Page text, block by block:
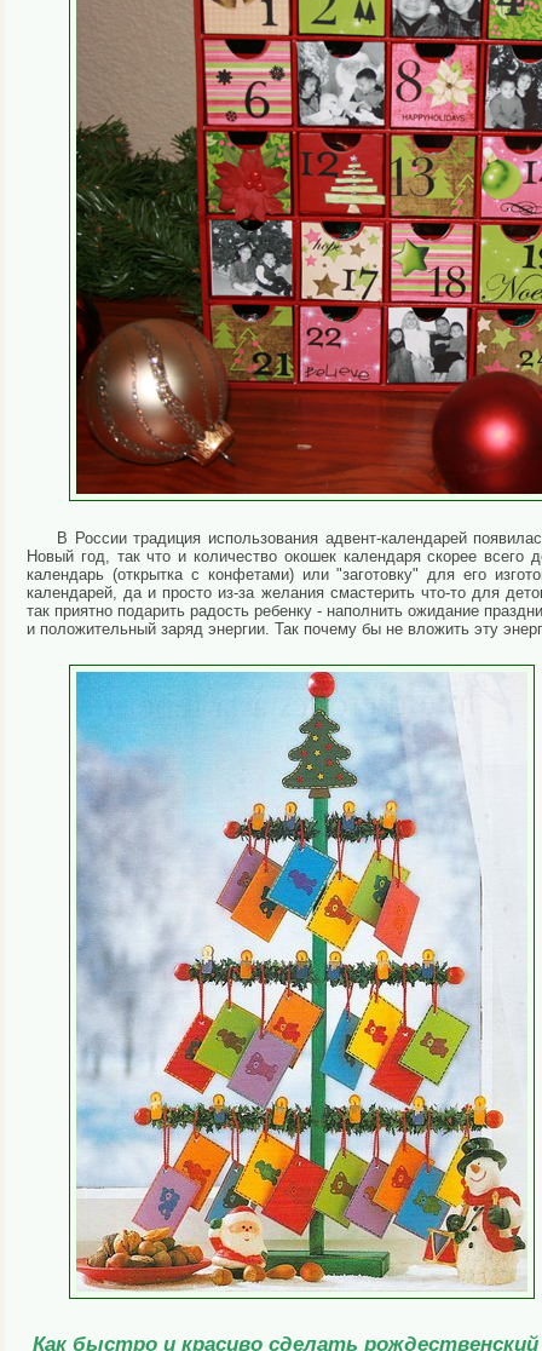
В России традиция использования адвент-календарей
Новый год, так что и количество окошек календаря скорее
календарь (открытка с конфетами) или "заготовку" для его
календарей, да и просто из-за желания смастерить что-то для
так приятно подарить радость ребенку - наполнить ожидание
и положительный заряд энергии. Так почему бы не вложить эту
Как быстро и красиво сделать